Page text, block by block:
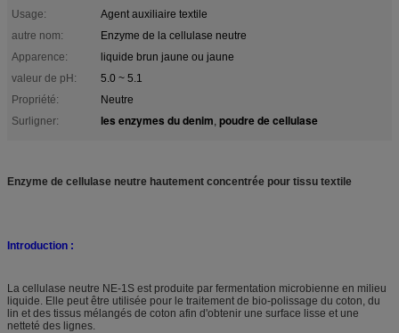
Usage:
Agent auxiliaire textile
autre nom:
Enzyme de la cellulase neutre
Apparence:
liquide brun jaune ou jaune
valeur de pH:
5.0 ~ 5.1
Propriété:
Neutre
Surligner:
les enzymes du denim, poudre de cellulase
Enzyme de cellulase neutre hautement concentrée pour tissu textile
Introduction :
La cellulase neutre NE-1S est produite par fermentation microbienne en milieu
liquide. Elle peut être utilisée pour le traitement de bio-polissage du coton, du
lin et des tissus mélangés de coton afin d'obtenir une surface lisse et une
netteté des lignes.